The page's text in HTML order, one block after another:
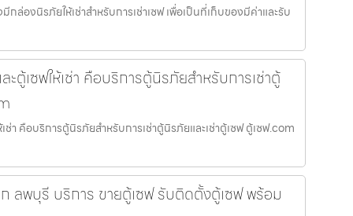
กล่องนิรภัยให้เช่าสำหรับการเช่าเซฟ เพื่อเป็นที่เก็บของมีค่าและรับ
ะตู้เซฟให้เช่า คือบริการตู้นิรภัยสำหรับการเช่าตู้
เช่า คือบริการตู้นิรภัยสำหรับการเช่าตู้นิรภัยและเช่าตู้เซฟ ตู้เซฟ.com
ลพบุรี บริการ ขายตู้เซฟ รับติดตั้งตู้เซฟ พร้อม